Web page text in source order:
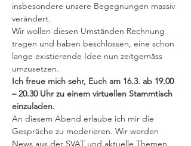
insbesondere unsere Begegnungen massiv
verändert.
Wir wollen diesen Umständen Rechnung
tragen und haben beschlossen, eine schon
lange existierende Idee nun zeitgemäss
umzusetzen.
Ich freue mich sehr, Euch am 16.3. ab 19.00
– 20.30 Uhr zu einem virtuellen Stammtisch
einzuladen.
An diesem Abend erlaube ich mir die
Gespräche zu moderieren. Wir werden
News aus der SVAT und aktuelle Themen